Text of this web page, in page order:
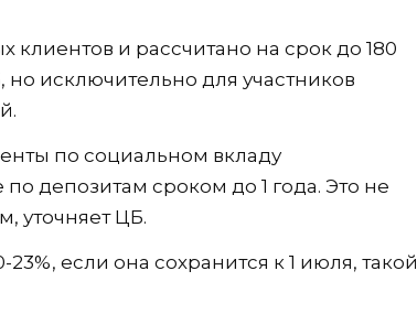
клиентов и рассчитано на срок до 180
исключительно для участников
по социальном вкладу
депозитам сроком до 1 года. Это не
уточняет ЦБ.
если она сохранится к 1 июля, такой